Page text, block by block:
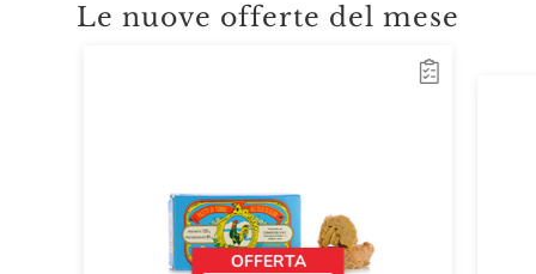
Le nuove offerte del mese
OFFERTA